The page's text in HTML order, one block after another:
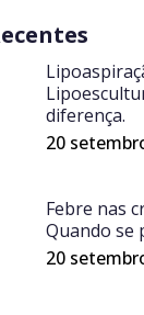
diferença.
20
Febre nas
Quando se
20